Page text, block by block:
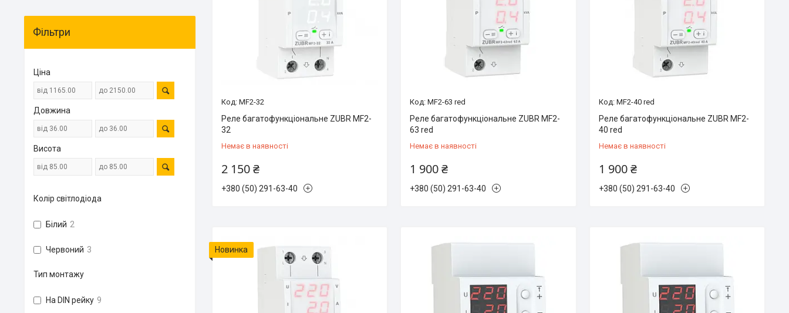
MF2-32
Реле багатофункціональне ZUBR MF2-
32
Немає в наявності
2 150 ₴
+380 (50) 291-63-40
MF2-63 red
Реле багатофункціональне ZUBR MF2-
63 red
Немає в наявності
1 900 ₴
+380 (50) 291-63-40
MF2-40 red
Реле багатофункціональне ZUBR MF2-
40 red
Немає в наявності
1 900 ₴
+380 (50) 291-63-40
Новинка
Фільтри
Ціна
Довжина
Висота
Колір світлодіода
Білий 2
Червоний 3
Тип монтажу
На DIN рейку 9